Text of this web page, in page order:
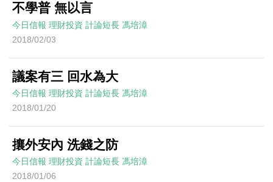
不學普 無以言
今日信報 理財投資 計論短長 馮培漳
2018/02/03
議案有三 回水為大
今日信報 理財投資 計論短長 馮培漳
2018/01/20
攘外安內 洗錢之防
今日信報 理財投資 計論短長 馮培漳
2018/01/06